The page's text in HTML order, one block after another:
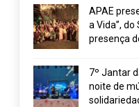
APAE
a Vida”,
presença
7º Jantar
noite de